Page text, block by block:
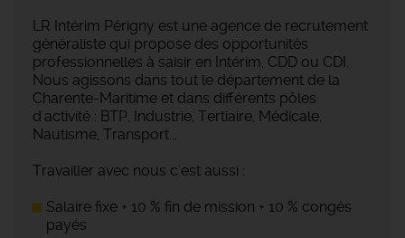
LR Intérim Périgny est une agence de recrutement
généraliste qui propose des opportunités
professionnelles à saisir en Intérim, CDD ou CDI.
Nous agissons dans tout le département de la
Charente-Maritime et dans différents pôles
d'activité : BTP, Industrie, Tertiaire, Médicale,
Nautisme, Transport...
Travailler avec nous c'est aussi :
Salaire fixe + 10 % fin de mission + 10 % congés
payés